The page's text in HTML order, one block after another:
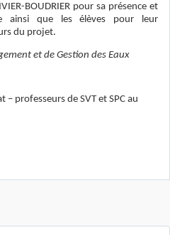
BOUDRIER pour sa présence et
ainsi que les élèves pour leur
du projet.
et de Gestion des Eaux
professeurs de SVT et SPC au